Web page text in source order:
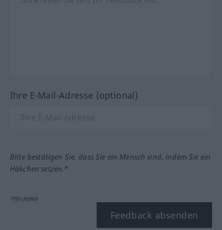
Ihre E-Mail-Adresse (optional)
Bitte bestätigen Sie, dass Sie ein Mensch sind, indem Sie ein
Häkchen setzen.*
*Pflichtfeld
Feedback absenden